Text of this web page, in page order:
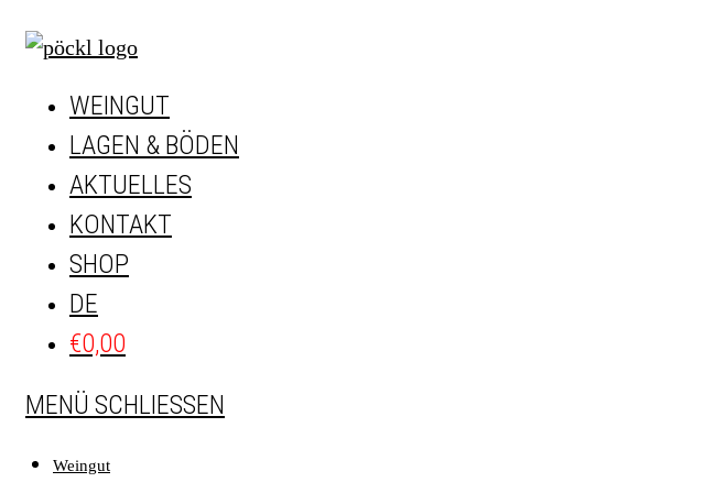
Inhalt
springenWEINGUT
LAGEN & BÖDEN
AKTUELLES
KONTAKT
SHOP
DE
€0,00
MENÜ SCHLIESSEN
Weingut